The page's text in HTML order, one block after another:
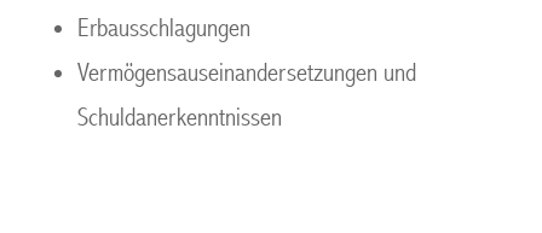
Erbausschlagungen
Vermögensauseinandersetzungen und
Schuldanerkenntnissen